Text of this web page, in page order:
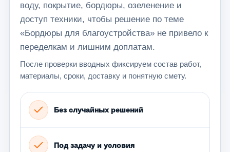
воду, покрытие, бордюры, озеленение и
доступ техники, чтобы решение по теме
«Бордюры для благоустройства» не привело к
переделкам и лишним доплатам.
После проверки вводных фиксируем состав работ,
материалы, сроки, доставку и понятную смету.
Без случайных решений
Под задачу и условия